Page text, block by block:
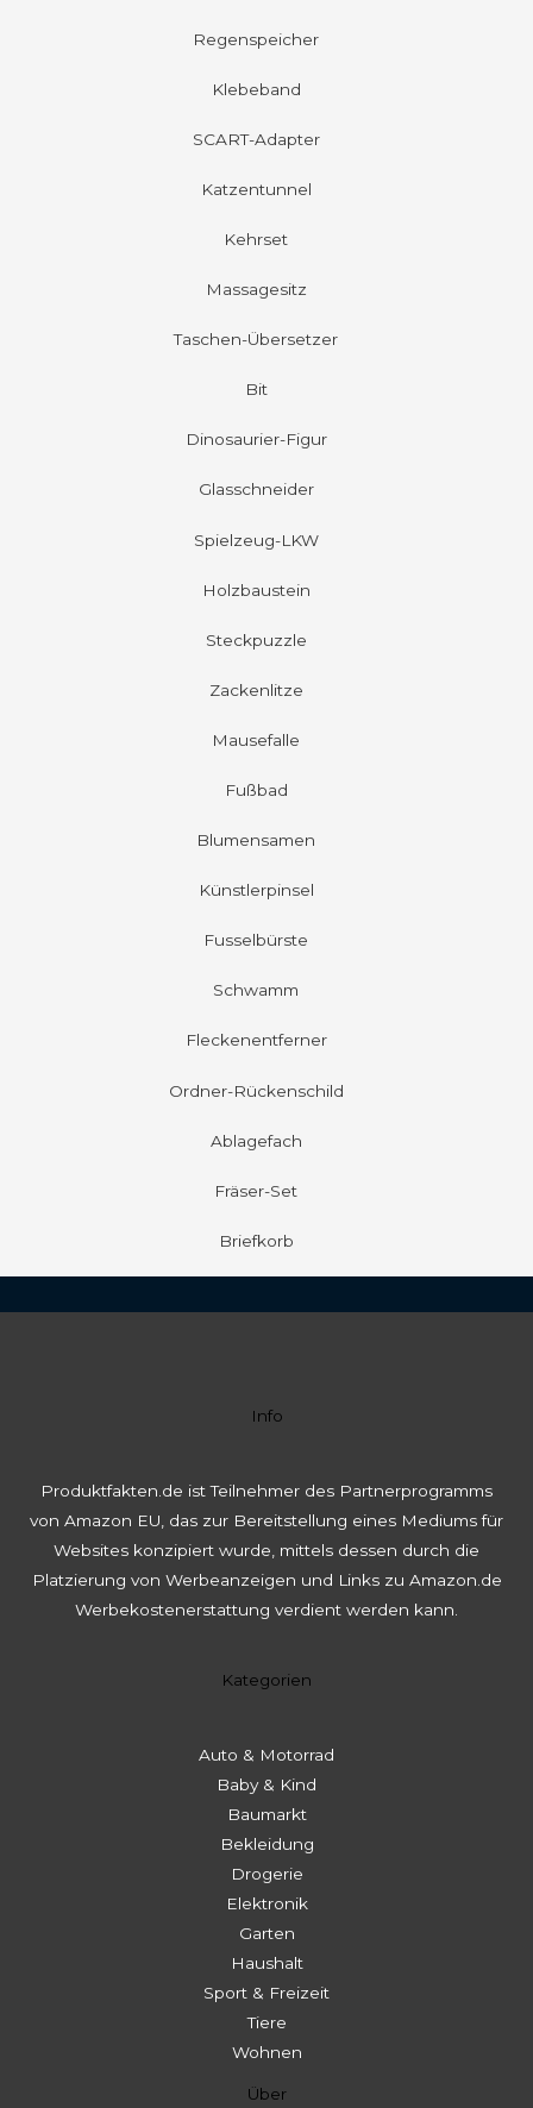
Regenspeicher
Klebeband
SCART-Adapter
Katzentunnel
Kehrset
Massagesitz
Taschen-Übersetzer
Bit
Dinosaurier-Figur
Glasschneider
Spielzeug-LKW
Holzbaustein
Steckpuzzle
Zackenlitze
Mausefalle
Fußbad
Blumensamen
Künstlerpinsel
Fusselbürste
Schwamm
Fleckenentferner
Ordner-Rückenschild
Ablagefach
Fräser-Set
Briefkorb
Info
Produktfakten.de ist Teilnehmer des Partnerprogramms
von Amazon EU, das zur Bereitstellung eines Mediums für
Websites konzipiert wurde, mittels dessen durch die
Platzierung von Werbeanzeigen und Links zu Amazon.de
Werbekostenerstattung verdient werden kann.
Kategorien
Auto & Motorrad
Baby & Kind
Baumarkt
Bekleidung
Drogerie
Elektronik
Garten
Haushalt
Sport & Freizeit
Tiere
Wohnen
Über